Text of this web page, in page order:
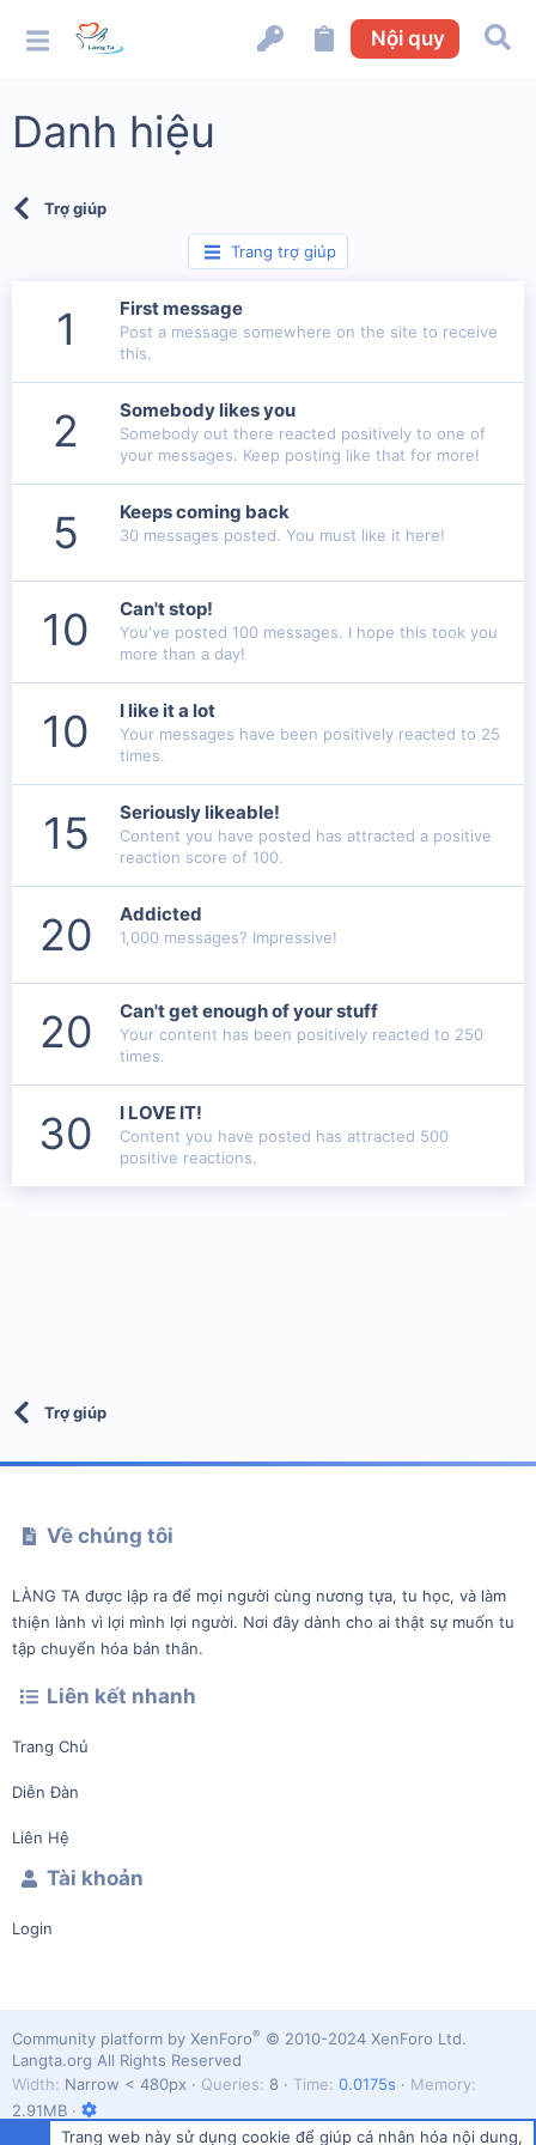
Nội quy
Danh hiệu
Trợ giúp
Trang trợ giúp
1 First message
Post a message somewhere on the site to receive
this.
2 Somebody likes you
Somebody out there reacted positively to one of
your messages. Keep posting like that for more!
5 Keeps coming back
30 messages posted. You must like it here!
10 Can't stop!
You've posted 100 messages. I hope this took you
more than a day!
10 I like it a lot
Your messages have been positively reacted to 25
times.
15 Seriously likeable!
Content you have posted has attracted a positive
reaction score of 100.
20 Addicted
1,000 messages? Impressive!
20 Can't get enough of your stuff
Your content has been positively reacted to 250
times.
30 I LOVE IT!
Content you have posted has attracted 500
positive reactions.
Trợ giúp
Về chúng tôi
LÀNG TA được lập ra để mọi người cùng nương tựa, tu học, và làm
thiện lành vì lợi mình lợi người. Nơi đây dành cho ai thật sự muốn tu
tập chuyển hóa bản thân.
Liên kết nhanh
Trang Chủ
Diễn Đàn
Liên Hệ
Tài khoản
Login
Community platform by XenForo® © 2010-2024 XenForo Ltd.
Langta.org All Rights Reserved
Width
Queries 8 Time 0.0175s
Memory
2.91MB
Trang web này sử dụng cookie để giúp cá nhân hóa nội dung,